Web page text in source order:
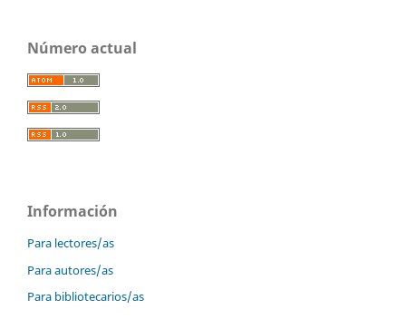
Número actual
Información
Para lectores/as
Para autores/as
Para bibliotecarios/as